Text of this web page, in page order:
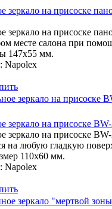
зеркало на присоске
зеркало на присоске
месте салона при
147х55 мм.
Napolex
зеркало на присоске
зеркало на присоске
на любую гладкую
110х60 мм.
Napolex